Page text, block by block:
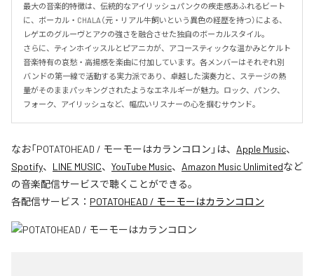
最大の音楽的特徴は、伝統的なアイリッシュパンクの疾走感あふれるビート
に、ボーカル・CHALA（元・リアル牛飼いという異色の経歴を持つ）による、
レゲエのグルーヴとアクの強さを融合させた独自のボーカルスタイル。
さらに、ティンホイッスルとピアニカが、アコースティックな温かみとケルト
音楽特有の哀愁・高揚感を楽曲に付加しています。各メンバーはそれぞれ別
バンドの第一線で活動する実力派であり、卓越した演奏力と、ステージの熱
量がそのままパッキングされたようなエネルギーが魅力。ロック、パンク、
フォーク、アイリッシュなど、幅広いリスナーの心を掴むサウンド。
なお「POTATOHEAD / モーモーはカランコロン 」は、 Apple Music、
Spotify、 LINE MUSIC、 YouTube Music、 Amazon Music Unlimitedなど
の音楽配信サービスで聴くことができる。
各配信サービス： POTATOHEAD / モーモーはカランコロン